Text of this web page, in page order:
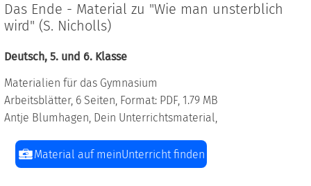
Das Ende - Material zu "Wie man unsterblich
wird" (S. Nicholls)
Deutsch, 5. und 6. Klasse
Materialien für das Gymnasium
Arbeitsblätter, 6 Seiten, Format: PDF, 1.79 MB
Antje Blumhagen, Dein Unterrichtsmaterial,
Material auf meinUnterricht finden